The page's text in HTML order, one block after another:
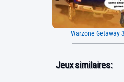
Warzone Getaway 3
Jeux similaires: